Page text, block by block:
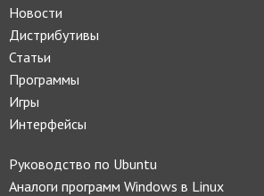
Новости
Дистрибутивы
Статьи
Программы
Игры
Интерфейсы
Руководство по Ubuntu
Аналоги программ Windows в Linux